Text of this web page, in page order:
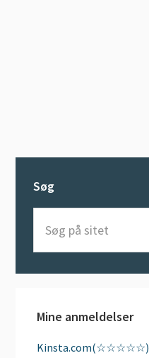
Søg
sitet
Mine anmeldelser
Kinsta.com(☆☆☆☆☆)